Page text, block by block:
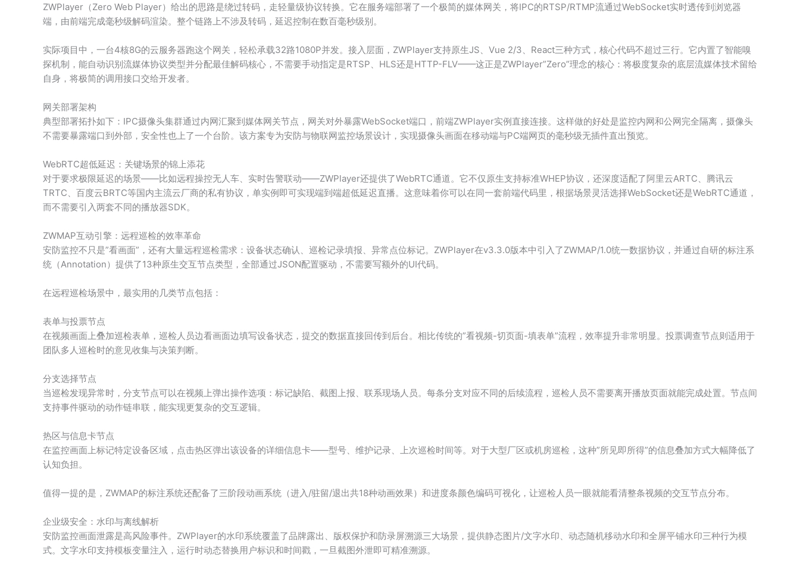
ZWPlayer（Zero Web Player）给出的思路是绕过转码，走轻量级协议转换。它在服务端部署了一个极简的媒体网关，将IPC的RTSP/RTMP流通过WebSocket实时透传到浏览器
端，由前端完成毫秒级解码渲染。整个链路上不涉及转码，延迟控制在数百毫秒级别。
实际项目中，一台4核8G的云服务器跑这个网关，轻松承载32路1080P并发。接入层面，ZWPlayer支持原生JS、Vue 2/3、React三种方式，核心代码不超过三行。它内置了智能嗅
探机制，能自动识别流媒体协议类型并分配最佳解码核心，不需要手动指定是RTSP、HLS还是HTTP-FLV——这正是ZWPlayer”Zero”理念的核心：将极度复杂的底层流媒体技术留给
自身，将极简的调用接口交给开发者。
网关部署架构
典型部署拓扑如下：IPC摄像头集群通过内网汇聚到媒体网关节点，网关对外暴露WebSocket端口，前端ZWPlayer实例直接连接。这样做的好处是监控内网和公网完全隔离，摄像头
不需要暴露端口到外部，安全性也上了一个台阶。该方案专为安防与物联网监控场景设计，实现摄像头画面在移动端与PC端网页的毫秒级无插件直出预览。
WebRTC超低延迟：关键场景的锦上添花
对于要求极限延迟的场景——比如远程操控无人车、实时告警联动——ZWPlayer还提供了WebRTC通道。它不仅原生支持标准WHEP协议，还深度适配了阿里云ARTC、腾讯云
TRTC、百度云BRTC等国内主流云厂商的私有协议，单实例即可实现端到端超低延迟直播。这意味着你可以在同一套前端代码里，根据场景灵活选择WebSocket还是WebRTC通道，
而不需要引入两套不同的播放器SDK。
ZWMAP互动引擎：远程巡检的效率革命
安防监控不只是”看画面”，还有大量远程巡检需求：设备状态确认、巡检记录填报、异常点位标记。ZWPlayer在v3.3.0版本中引入了ZWMAP/1.0统一数据协议，并通过自研的标注系
统（Annotation）提供了13种原生交互节点类型，全部通过JSON配置驱动，不需要写额外的UI代码。
在远程巡检场景中，最实用的几类节点包括：
表单与投票节点
在视频画面上叠加巡检表单，巡检人员边看画面边填写设备状态，提交的数据直接回传到后台。相比传统的”看视频-切页面-填表单”流程，效率提升非常明显。投票调查节点则适用于
团队多人巡检时的意见收集与决策判断。
分支选择节点
当巡检发现异常时，分支节点可以在视频上弹出操作选项：标记缺陷、截图上报、联系现场人员。每条分支对应不同的后续流程，巡检人员不需要离开播放页面就能完成处置。节点间
支持事件驱动的动作链串联，能实现更复杂的交互逻辑。
热区与信息卡节点
在监控画面上标记特定设备区域，点击热区弹出该设备的详细信息卡——型号、维护记录、上次巡检时间等。对于大型厂区或机房巡检，这种”所见即所得”的信息叠加方式大幅降低了
认知负担。
值得一提的是，ZWMAP的标注系统还配备了三阶段动画系统（进入/驻留/退出共18种动画效果）和进度条颜色编码可视化，让巡检人员一眼就能看清整条视频的交互节点分布。
企业级安全：水印与离线解析
安防监控画面泄露是高风险事件。ZWPlayer的水印系统覆盖了品牌露出、版权保护和防录屏溯源三大场景，提供静态图片/文字水印、动态随机移动水印和全屏平铺水印三种行为模
式。文字水印支持模板变量注入，运行时动态替换用户标识和时间戳，一旦截图外泄即可精准溯源。